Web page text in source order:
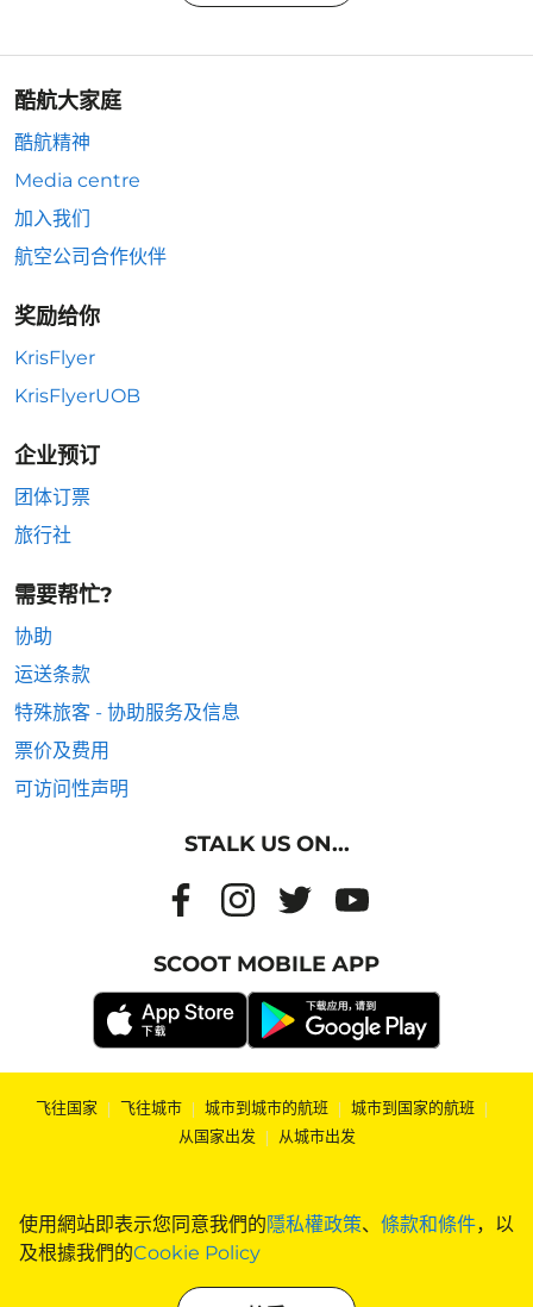
使用網站即表示您同意我們的隱私權政策、 條款和條件，以
及根據我們的Cookie Policy
酷航大家庭
酷航精神
Media centre
加入我们
航空公司合作伙伴
奖励给你
KrisFlyer
KrisFlyerUOB
企业预订
团体订票
旅行社
需要帮忙?
协助
运送条款
特殊旅客 - 协助服务及信息
票价及费用
可访问性声明
STALK US ON...
SCOOT MOBILE APP
飞往国家 | 飞往城市 | 城市到城市的航班 | 城市到国家的航班 |
从国家出发 | 从城市出发